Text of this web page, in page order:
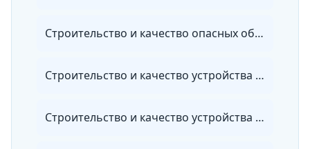
Строительство и качество опасных объектов
Строительство и качество устройства инженерных систем
Строительство и качество устройства электрических систем